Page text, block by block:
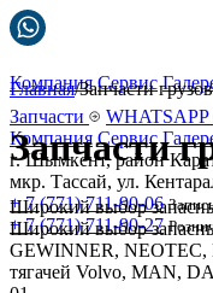
Компания Сервис
Запчасти
WHATSAPP
Компания Сервис
г. Шымкент, район
мкр. Тассай, ул.
+ 7 (771) 711-90-06
+ 7 (771) 711-90-27
Главная/Запчасти
Запчасти
Широкий выбор
Широкий выбор
GEWINNER, NEOTEC,
тягачей Volvo, MAN,